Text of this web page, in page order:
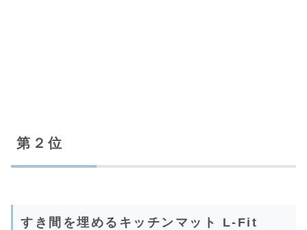
第２位
すき間を埋めるキッチンマット L-Fit